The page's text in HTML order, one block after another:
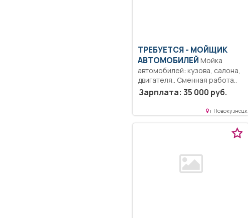
ТРЕБУЕТСЯ - МОЙЩИК
АВТОМОБИЛЕЙ
автомобилей: кузова, салона,
двигателя.. Сменная работа..
Зарплата: 35 000 руб.
г Новокузнецк